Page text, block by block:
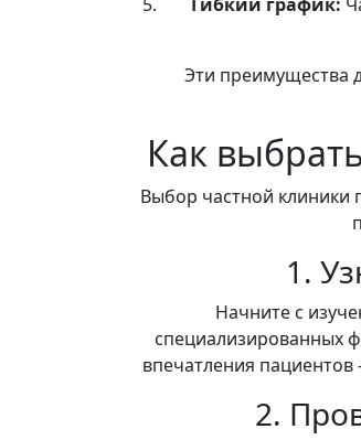
Эти преимущества
Как
Выбор частной клиники
1.
Начните с
специализированных
впечатления пациентов
2.